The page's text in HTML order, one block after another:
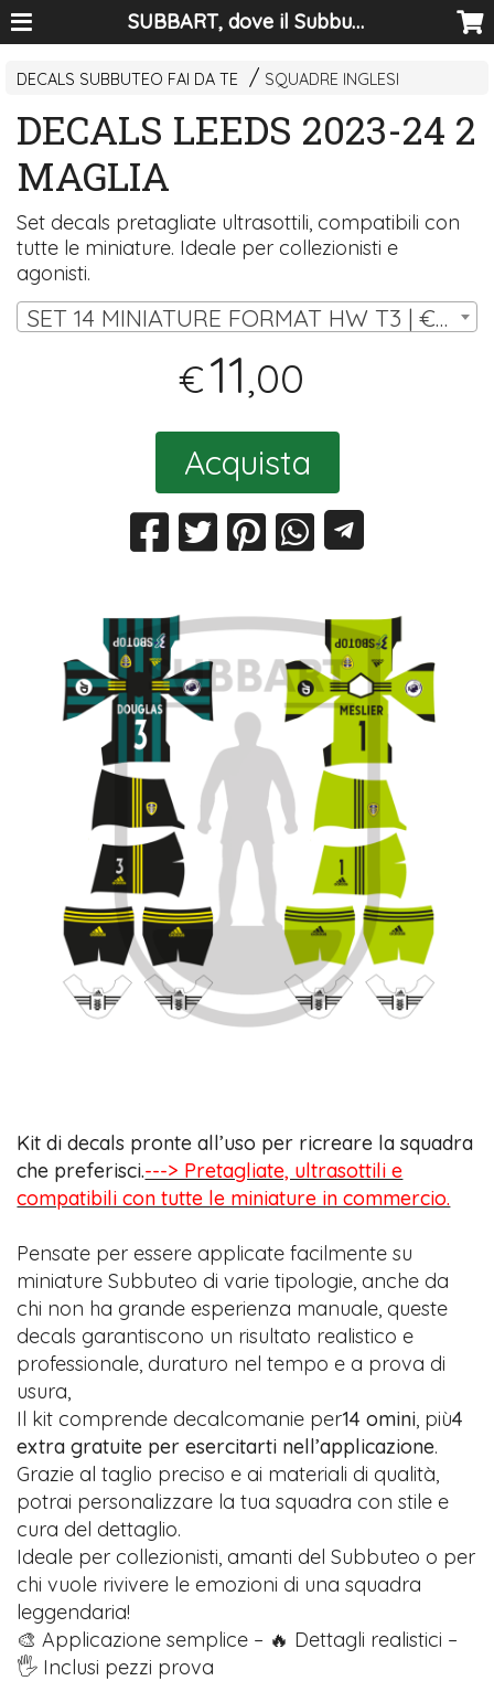
SUBBART, dove il Subbuteo diventa arte
DECALS SUBBUTEO FAI DA TE SQUADRE INGLESI
DECALS LEEDS 2023-24 2
MAGLIA
Set decals pretagliate ultrasottili, compatibili con
tutte le miniature. Ideale per collezionisti e
agonisti.
SET 14 MINIATURE FORMAT HW T3 | € 11,00
€11,00
Acquista
Kit di decals pronte all’uso per ricreare la squadra
che preferisci.---> Pretagliate, ultrasottili e
compatibili con tutte le miniature in commercio.
Pensate per essere applicate facilmente su
miniature Subbuteo di varie tipologie, anche da
chi non ha grande esperienza manuale, queste
decals garantiscono un risultato realistico e
professionale, duraturo nel tempo e a prova di
usura,
Il kit comprende decalcomanie per14 omini, più4
extra gratuite per esercitarti nell’applicazione.
Grazie al taglio preciso e ai materiali di qualità,
potrai personalizzare la tua squadra con stile e
cura del dettaglio.
Ideale per collezionisti, amanti del Subbuteo o per
chi vuole rivivere le emozioni di una squadra
leggendaria!
🎨 Applicazione semplice – 🔥 Dettagli realistici –
🖐️ Inclusi pezzi prova